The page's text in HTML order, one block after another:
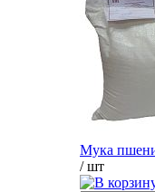
Мука
/ шт